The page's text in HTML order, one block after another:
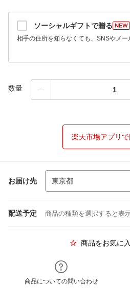
ソーシャルギフトで贈る
相手の住所を知らなくても、SNSやメー
数量
楽天市場アプリ
お届け先
配送予定 商品の種類を選択すると表
商品をお気に
商品についての問い合わせ